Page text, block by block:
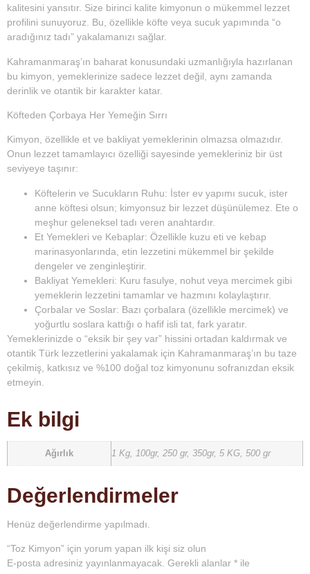
kalitesini yansıtır. Size birinci kalite kimyonun o mükemmel lezzet
profilini sunuyoruz. Bu, özellikle köfte veya sucuk yapımında “o
aradığınız tadı” yakalamanızı sağlar.
Kahramanmaraş’ın baharat konusundaki uzmanlığıyla hazırlanan
bu kimyon, yemeklerinize sadece lezzet değil, aynı zamanda
derinlik ve otantik bir karakter katar.
Köfteden Çorbaya Her Yemeğin Sırrı
Kimyon, özellikle et ve bakliyat yemeklerinin olmazsa olmazıdır.
Onun lezzet tamamlayıcı özelliği sayesinde yemekleriniz bir üst
seviyeye taşınır:
Köftelerin ve Sucukların Ruhu: İster ev yapımı sucuk, ister
anne köftesi olsun; kimyonsuz bir lezzet düşünülemez. Ete o
meşhur geleneksel tadı veren anahtardır.
Et Yemekleri ve Kebaplar: Özellikle kuzu eti ve kebap
marinasyonlarında, etin lezzetini mükemmel bir şekilde
dengeler ve zenginleştirir.
Bakliyat Yemekleri: Kuru fasulye, nohut veya mercimek gibi
yemeklerin lezzetini tamamlar ve hazmını kolaylaştırır.
Çorbalar ve Soslar: Bazı çorbalara (özellikle mercimek) ve
yoğurtlu soslara kattığı o hafif isli tat, fark yaratır.
Yemeklerinizde o “eksik bir şey var” hissini ortadan kaldırmak ve
otantik Türk lezzetlerini yakalamak için Kahramanmaraş’ın bu taze
çekilmiş, katkısız ve %100 doğal toz kimyonunu sofranızdan eksik
etmeyin.
Ek bilgi
Ağırlık 1 Kg, 100gr, 250 gr, 350gr, 5 KG, 500 gr
Değerlendirmeler
Henüz değerlendirme yapılmadı.
“Toz Kimyon” için yorum yapan ilk kişi siz olun
E-posta adresiniz yayınlanmayacak. Gerekli alanlar * ile